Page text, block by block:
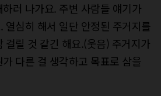
러 나가요. 주변 사람들 얘기가
열심히 해서 일단 안정된 주거지를
걸릴 것 같긴 해요.(웃음) 주거지가
다른 걸 생각하고 목표로 삼을